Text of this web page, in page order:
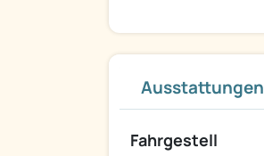
Ausstattungen
Fahrgestell